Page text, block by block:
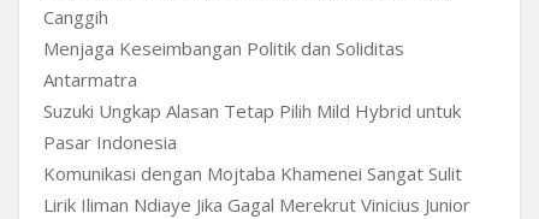
Canggih
Menjaga Keseimbangan Politik dan Soliditas
Antarmatra
Suzuki Ungkap Alasan Tetap Pilih Mild Hybrid untuk
Pasar Indonesia
Komunikasi dengan Mojtaba Khamenei Sangat Sulit
Lirik Iliman Ndiaye Jika Gagal Merekrut Vinicius Junior